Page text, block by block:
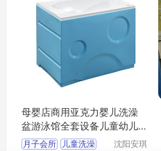
母婴店商用亚克力婴儿洗澡
盆游泳馆全套设备儿童幼儿
浴缸宝宝澡池
月子会所 儿童洗澡
沈阳安琪